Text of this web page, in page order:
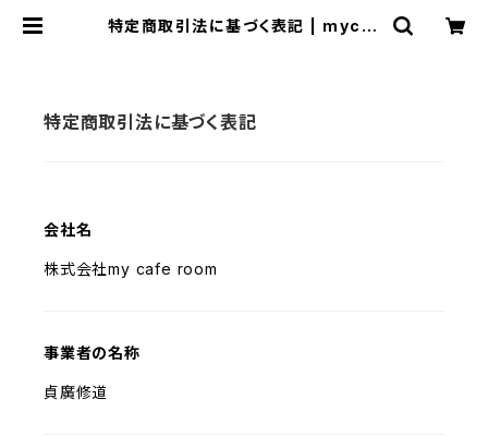
特定商取引法に基づく表記 | mycaf
特定商取引法に基づく表記
会社名
株式会社my cafe room
事業者の名称
貞廣修道